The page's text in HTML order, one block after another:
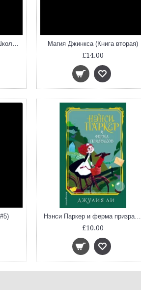
Школа чарівних тварин : Школа чарівних тварин (у) кн.1 Магия Джинкса (Книга вторая)
£14.00
Нэнси Паркер и ферма призраков
£10.00